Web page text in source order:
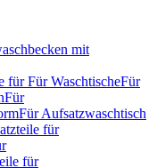
mit
für Für WaschtischeFür
Für
Für Aufsatzwaschtisch
für
für